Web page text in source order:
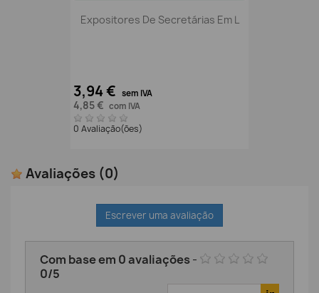
Expositores De Secretárias Em L
3,94 € sem IVA
4,85 € com IVA
0 Avaliação(ões)
Avaliações (0)
Escrever uma avaliação
Com base em 0avaliações-
0/5